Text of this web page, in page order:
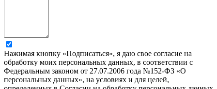
Нажимая кнопку «Подписаться», я даю свое согласие на
обработку моих персональных данных, в соответствии с
Федеральным законом от 27.07.2006 года №152-ФЗ «О
персональных данных», на условиях и для целей,